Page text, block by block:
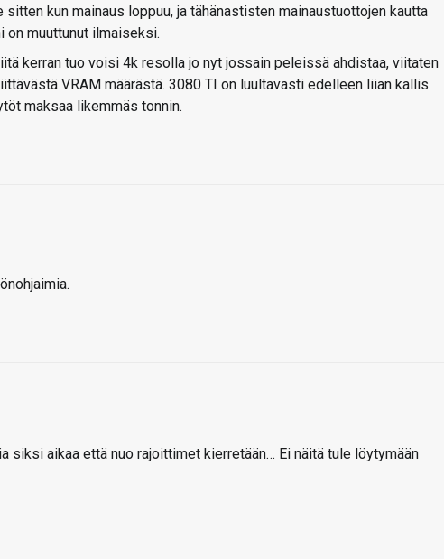
kun mainaus loppuu, ja tähänastisten mainaustuottojen kautta
on muuttunut ilmaiseksi.
kerran tuo voisi 4k resolla jo nyt jossain peleissä ahdistaa, viitaten
VRAM määrästä. 3080 TI on luultavasti edelleen liian kallis
maksaa likemmäs tonnin.
siksi aikaa että nuo rajoittimet kierretään… Ei näitä tule löytymään